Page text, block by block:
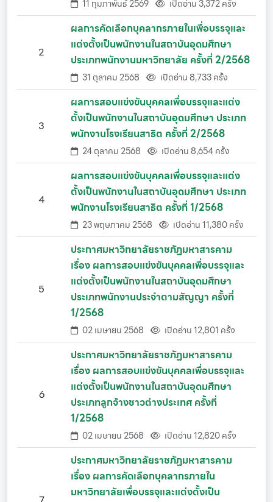
11 กุมภาพันธ์ 2569 เปิดอ่าน 3,372 ครั้ง
2
ผลการคัดเลือกบุคลากรภายในเพื่อบรรจุและ
แต่งตั้งเป็นพนักงานในสถาบันอุดมศึกษา
ประเภทพนักงานมหาวิทยาลัย ครั้งที่ 2/2568
31 ตุลาคม 2568 เปิดอ่าน 8,733 ครั้ง
3
ผลการสอบแข่งขันบุคคลเพื่อบรรจุและแต่ง
ตั้งเป็นพนักงานในสถาบันอุดมศึกษา ประเภท
พนักงานโรงเรียนสาธิต ครั้งที่ 2/2568
24 ตุลาคม 2568 เปิดอ่าน 8,654 ครั้ง
4
ผลการสอบแข่งขันบุคคลเพื่อบรรจุและแต่ง
ตั้งเป็นพนักงานในสถาบันอุดมศึกษา ประเภท
พนักงานโรงเรียนสาธิต ครั้งที่ 1/2568
23 พฤษภาคม 2568 เปิดอ่าน 11,380 ครั้ง
5
ประกาศมหาวิทยาลัยราชภัฏมหาสารคาม
เรื่อง ผลการสอบแข่งขันบุคคลเพื่อบรรจุและ
แต่งตั้งเป็นพนักงานในสถาบันอุดมศึกษา
ประเภทพนักงานประจำตามสัญญา ครั้งที่
1/2568
02 เมษายน 2568 เปิดอ่าน 12,801 ครั้ง
6
ประกาศมหาวิทยาลัยราชภัฏมหาสารคาม
เรื่อง ผลการสอบแข่งขันบุคคลเพื่อบรรจุและ
แต่งตั้งเป็นพนักงานในสถาบันอุดมศึกษา
ประเภทลูกจ้างชาวต่างประเทศ ครั้งที่
1/2568
02 เมษายน 2568 เปิดอ่าน 12,820 ครั้ง
ประกาศมหาวิทยาลัยราชภัฏมหาสารคาม
เรื่อง ผลการคัดเลือกบุคลากรภายใน
มหาวิทยาลัยเพื่อบรรจุและแต่งตั้งเป็น